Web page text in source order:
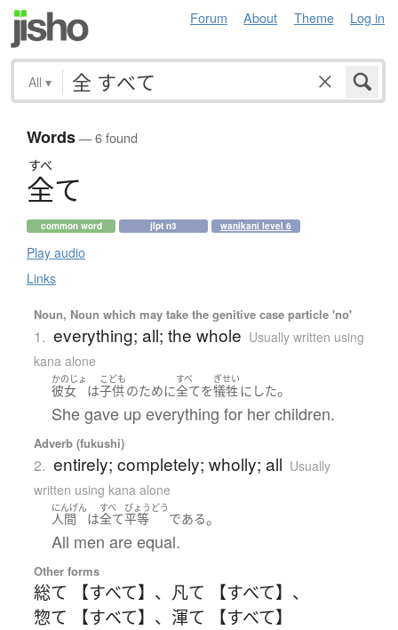
Forum About Theme Log in
All ▾
Words— 6 found
すべ
全て
common word jlpt n3 wanikani level 6
Play audio
Links
Noun, Noun which may take the genitive case particle 'no'
1. everything; all; the whole Usually written using
kana alone
かのじょ
彼女 は
こども
子供のために
すべ
全てを
ぎせい
犠牲 に した。
She gave up everything for her children.
Adverb (fukushi)
2. entirely; completely; wholly; all Usually
written using kana alone
にんげん
人間 は
すべ
全て
びょうどう
平等 である。
All men are equal.
Other forms
総て 【すべて】 、 凡て 【すべて】 、
惣て 【すべて】 、 渾て 【すべて】